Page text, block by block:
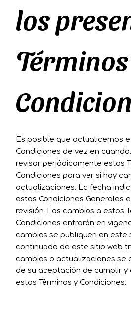
los
Es posible que actualicemos
Condiciones de vez en
revisar periódicamente estos
Condiciones para ver si hay
actualizaciones. La fecha
estas Condiciones Generales
revisión. Los cambios a estos
Condiciones entrarán en
cambios se publiquen en este
continuado de este sitio web
cambios o actualizaciones se
de su aceptación de cumplir y
estos Términos y Condiciones.